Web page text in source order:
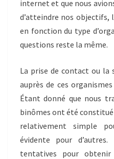
internet et que nous
d’atteindre nos objectifs,
en fonction du type
questions reste la même.
La prise de contact ou
auprès de ces
Étant donné que nous
binômes ont été
relativement simple
évidente pour
tentatives pour obtenir